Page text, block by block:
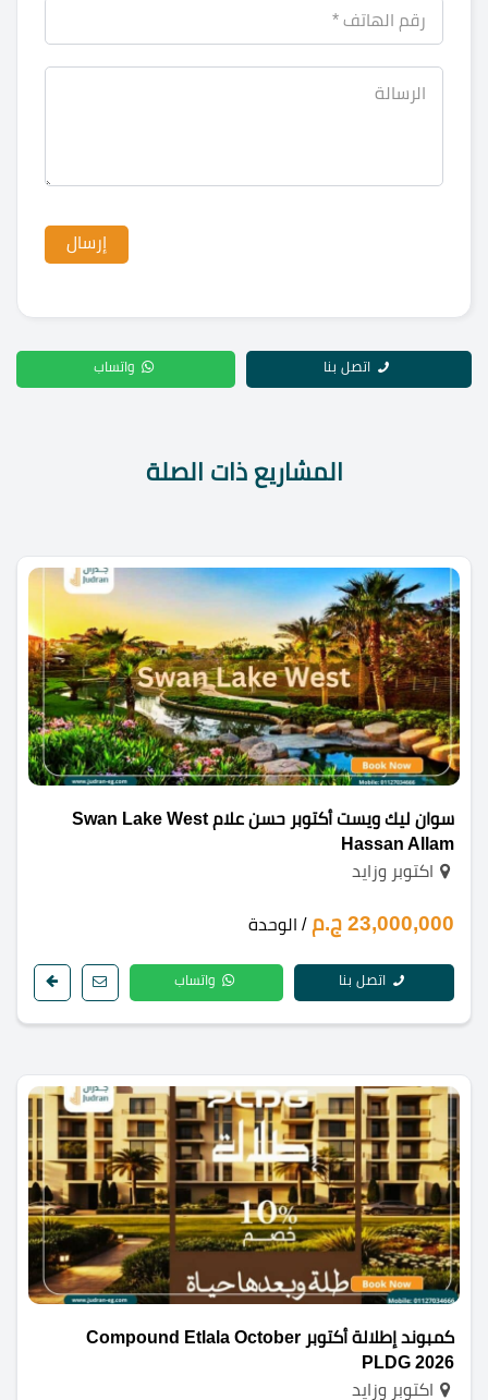
اتصل بنا واتساب
المشاريع ذات الصلة
سوان ليك ويست أكتوبر حسن علام Swan Lake West
Hassan Allam
اكتوبر وزايد
23,000,000 ج.م / الوحدة
اتصل بنا واتساب
كمبوند إطلالة أكتوبر Compound Etlala October
PLDG 2026
اكتوبر وزايد